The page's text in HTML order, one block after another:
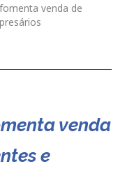
venda de
venda
e